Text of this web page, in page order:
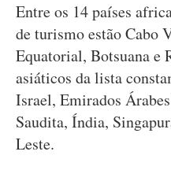
Entre os 14 países
de turismo estão Cabo
Equatorial, Botsuana e
asiáticos da lista
Israel, Emirados
Saudita, Índia,
Leste.